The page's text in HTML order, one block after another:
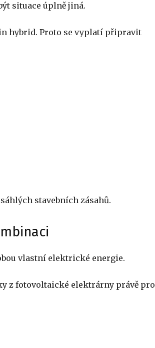
situace úplně jiná.
hybrid. Proto se vyplatí připravit
stavebních zásahů.
vlastní elektrické energie.
z fotovoltaické elektrárny právě pro